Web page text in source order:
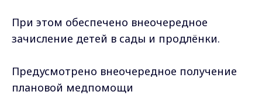
При этом обеспечено внеочередное
зачисление детей в сады и продлёнки.
Предусмотрено внеочередное получение
плановой медпомощи